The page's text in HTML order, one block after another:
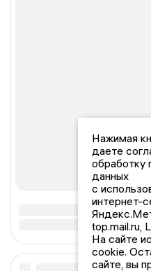
Нажимая
даете
обработку
данных
с
интернет-
top.mail.ru,
На сайте
cookie.
сайте, вы